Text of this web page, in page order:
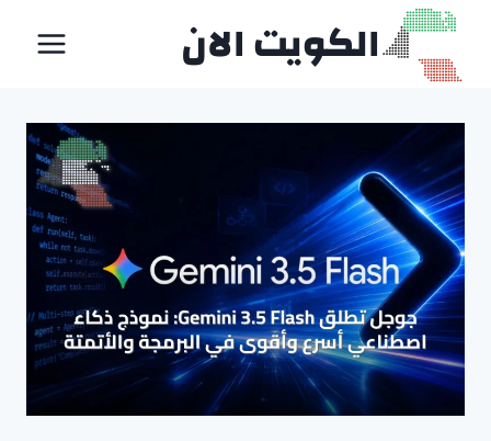
التجاوز
المحتوى
الكويت الان